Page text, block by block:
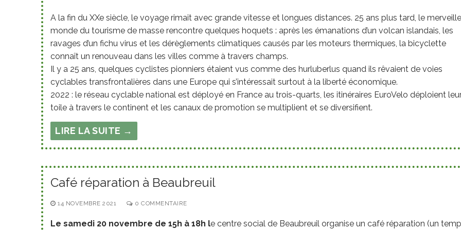
A la fin du XXe siècle, le voyage rimait avec grande vitesse et longues distances. 25 ans plus tard, le
monde du tourisme de masse rencontre quelques hoquets : après les émanations d’un volcan islandais, les
ravages d’un fichu virus et les dérèglements climatiques causés par les moteurs thermiques, la bicyclette
connaît un renouveau dans les villes comme à travers champs.
Il y a 25 ans, quelques cyclistes pionniers étaient vus comme des hurluberlus quand ils rêvaient de voies
cyclables transfrontalières dans une Europe qui s’intéressait surtout à la liberté économique.
2022 : le réseau cyclable national est déployé en France au trois-quarts, les itinéraires EuroVelo déploient
toile à travers le continent et les canaux de promotion se multiplient et se diversifient.
LIRE LA SUITE →
Café réparation à Beaubreuil
14 NOVEMBRE 2021 0 COMMENTAIRE
Le samedi 20 novembre de 15h à 18h le centre social de Beaubreuil organise un café réparation (un